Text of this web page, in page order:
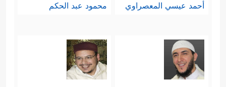
أحمد عيسي المعصراوي محمود عبد الحكم